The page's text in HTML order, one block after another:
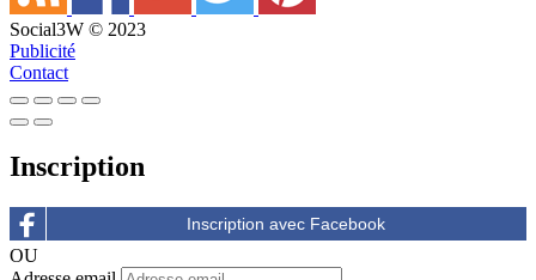
Social3W © 2023
Publicité
Contact
Inscription
OU